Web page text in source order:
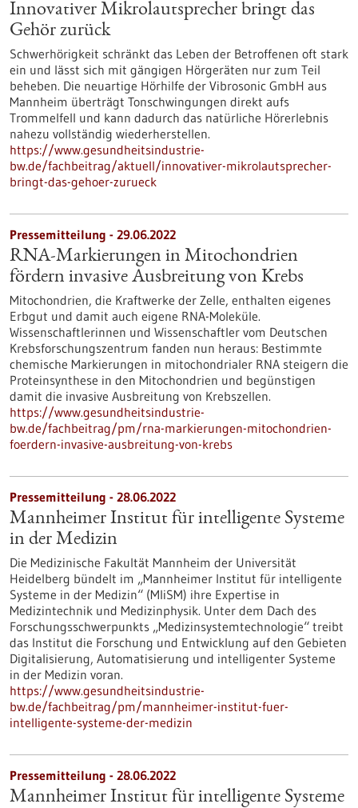
Innovativer Mikrolautsprecher bringt das
Gehör zurück
Schwerhörigkeit schränkt das Leben der Betroffenen oft stark
ein und lässt sich mit gängigen Hörgeräten nur zum Teil
beheben. Die neuartige Hörhilfe der Vibrosonic GmbH aus
Mannheim überträgt Tonschwingungen direkt aufs
Trommelfell und kann dadurch das natürliche Hörerlebnis
nahezu vollständig wiederherstellen.
https://www.gesundheitsindustrie-
bw.de/fachbeitrag/aktuell/innovativer-mikrolautsprecher-
bringt-das-gehoer-zurueck
Pressemitteilung - 29.06.2022
RNA-Markierungen in Mitochondrien
fördern invasive Ausbreitung von Krebs
Mitochondrien, die Kraftwerke der Zelle, enthalten eigenes
Erbgut und damit auch eigene RNA-Moleküle.
Wissenschaftlerinnen und Wissenschaftler vom Deutschen
Krebsforschungszentrum fanden nun heraus: Bestimmte
chemische Markierungen in mitochondrialer RNA steigern die
Proteinsynthese in den Mitochondrien und begünstigen
damit die invasive Ausbreitung von Krebszellen.
https://www.gesundheitsindustrie-
bw.de/fachbeitrag/pm/rna-markierungen-mitochondrien-
foerdern-invasive-ausbreitung-von-krebs
Pressemitteilung - 28.06.2022
Mannheimer Institut für intelligente Systeme
in der Medizin
Die Medizinische Fakultät Mannheim der Universität
Heidelberg bündelt im „Mannheimer Institut für intelligente
Systeme in der Medizin“ (MIiSM) ihre Expertise in
Medizintechnik und Medizinphysik. Unter dem Dach des
Forschungsschwerpunkts „Medizinsystemtechnologie“ treibt
das Institut die Forschung und Entwicklung auf den Gebieten
Digitalisierung, Automatisierung und intelligenter Systeme
in der Medizin voran.
https://www.gesundheitsindustrie-
bw.de/fachbeitrag/pm/mannheimer-institut-fuer-
intelligente-systeme-der-medizin
Pressemitteilung - 28.06.2022
Mannheimer Institut für intelligente Systeme